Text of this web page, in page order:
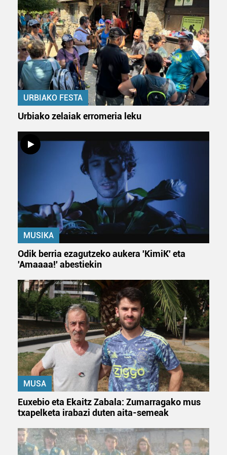
Webgune honek cookie propioak eta hirugarrenen cookie-
fitxategiak erabiltzen ditu. Zure esperientzia eta
zerbitzuak hobetzeko asmoz, cookie teknologiaz
baliatzen gara. Ohar hau onartuz gero, teknologia hori
erabiltzeko baimen esplizitua ematen diguzu.Gehiago
irakurri
URBIAKO FESTA
Urbiako zelaiak erromeria leku
MUSIKA
Odik berria ezagutzeko aukera 'KimiK' eta
'Amaaaa!' abestiekin
MUSA
Euxebio eta Ekaitz Zabala: Zumarragako mus
txapelketa irabazi duten aita-semeak